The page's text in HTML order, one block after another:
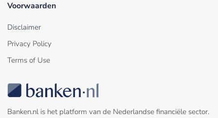
Voorwaarden
Disclaimer
Privacy Policy
Terms of Use
Banken.nl is het platform van de Nederlandse financiële sector.